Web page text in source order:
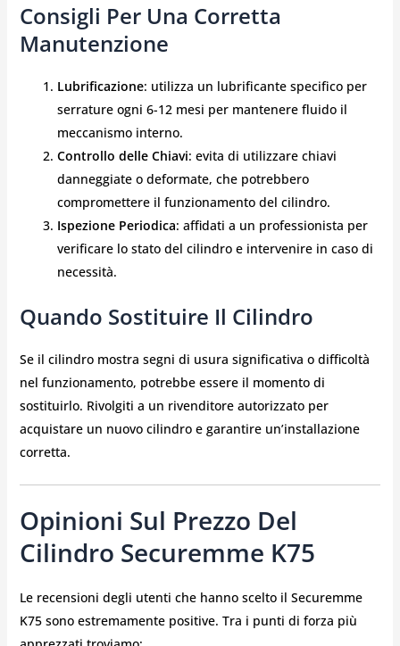
Consigli Per Una Corretta
Manutenzione
Lubrificazione: utilizza un lubrificante specifico per
serrature ogni 6-12 mesi per mantenere fluido il
meccanismo interno.
Controllo delle Chiavi: evita di utilizzare chiavi
danneggiate o deformate, che potrebbero
compromettere il funzionamento del cilindro.
Ispezione Periodica: affidati a un professionista per
verificare lo stato del cilindro e intervenire in caso di
necessità.
Quando Sostituire Il Cilindro
Se il cilindro mostra segni di usura significativa o difficoltà
nel funzionamento, potrebbe essere il momento di
sostituirlo. Rivolgiti a un rivenditore autorizzato per
acquistare un nuovo cilindro e garantire un’installazione
corretta.
Opinioni Sul Prezzo Del
Cilindro Securemme K75
Le recensioni degli utenti che hanno scelto il Securemme
K75 sono estremamente positive. Tra i punti di forza più